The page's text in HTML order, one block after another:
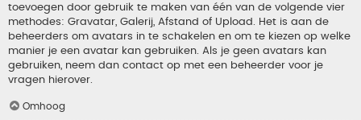
toevoegen door gebruik te maken van één van de volgende vier
methodes: Gravatar, Galerij, Afstand of Upload. Het is aan de
beheerders om avatars in te schakelen en om te kiezen op welke
manier je een avatar kan gebruiken. Als je geen avatars kan
gebruiken, neem dan contact op met een beheerder voor je
vragen hierover.
Omhoog